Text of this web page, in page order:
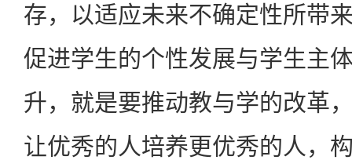
存，以适应未来不确定性所带
促进学生的个性发展与学生主
升，就是要推动教与学的改革
让优秀的人培养更优秀的人，